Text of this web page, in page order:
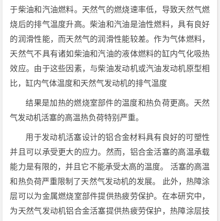
于柴油和汽油燃料。天然气的燃烧速率低，导致天然气燃
烧后的排气温度升高。柴油和汽油是油性燃料，具有良好
的润滑性能，而天然气的润滑性能较差。作为气体燃料，
天然气不具有诸如柴油和汽油的液体燃料的缸内气化吸热
效应。由于这些因素，与柴油发动机或汽油发动机原型相
比，缸内气体温度和天然气发动机的排气温度
结果是加热的燃烧室部件的温度和热负荷更高。天然
气发动机活塞的高温热负荷特别严重。
用于发动机活塞设计的铝合金材料具有良好的可塑性
并且可以承受更大的应力。然而，铝合金活塞的高温承载
能力是有限的，并且它不能承受太高的温度。 活塞的高温
和热负荷严重限制了天然气发动机的发展。 此外，热障涂
层可以为金属燃烧室部件提供热疲劳保护。在本研究中，
为天然气发动机铝合金活塞提供热疲劳保护，热障涂层技